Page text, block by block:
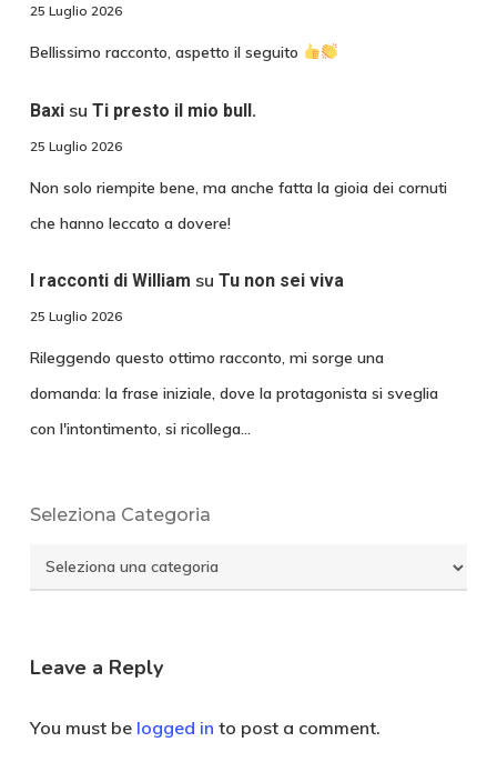
25 Luglio 2026
Bellissimo racconto, aspetto il seguito
Baxisu Ti presto il mio bull.
25 Luglio 2026
Non solo riempite bene, ma anche fatta la gioia dei cornuti
che hanno leccato a dovere!
I racconti di William su Tu non sei viva
25 Luglio 2026
Rileggendo questo ottimo racconto, mi sorge una
domanda: la frase iniziale, dove la protagonista si sveglia
con l'intontimento, si ricollega…
Seleziona Categoria
Seleziona
Categoria
Leave a Reply
You must be logged in to post a comment.